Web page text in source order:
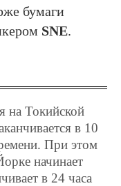
бумаги
SNE.
на Токийской
в 10
При этом
начинает
в 24 часа